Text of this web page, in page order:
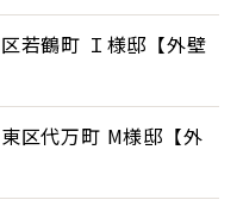
若鶴町 Ｉ様邸【外壁
区代万町 M様邸【外